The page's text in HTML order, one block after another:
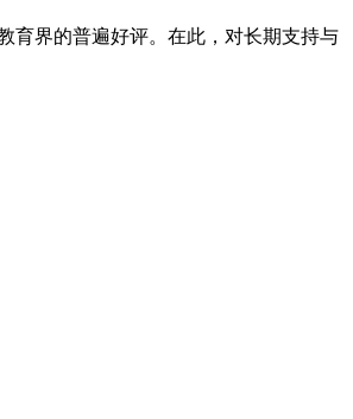
育界的普遍好评。在此，对长期支持与